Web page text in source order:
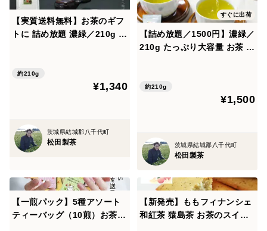
【実質送料無料】お茶のギフ
トに 詰め放題 濃緑／210g 茶
約210g
¥1,340
茨城県結城郡八千代町
松田製茶
すぐに出荷
【詰め放題／1500円】濃緑／
210g たっぷり大容量 お茶 緑
茶インストラクター監修 茶葉
約210g
¥1,500
茨城県結城郡八千代町
松田製茶
【一煎パック】5種アソート
ティーバッグ（10煎）お茶
【新発売】ももフィナンシェ
和紅茶 猿島茶 お茶のスイー